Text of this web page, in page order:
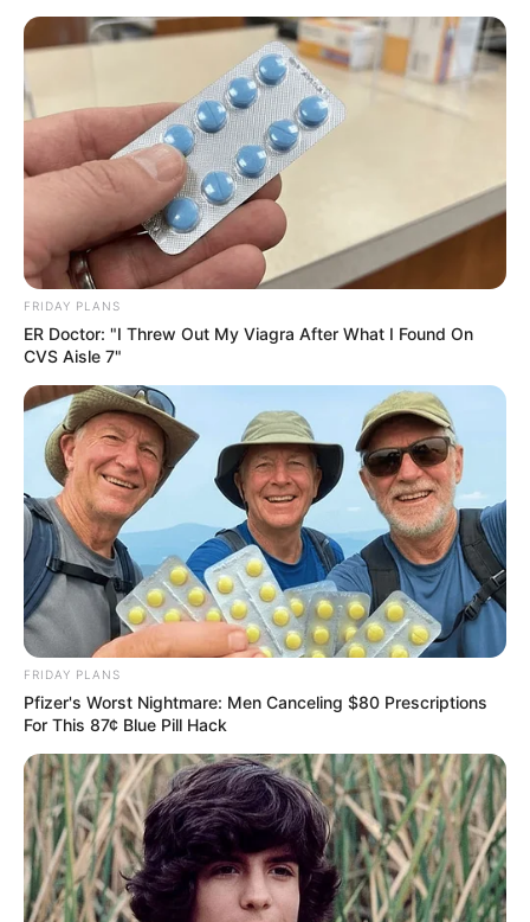
os Agentes da Região Sul (SC, PR e
RS).
12:38 ACS,CONACS,Notícia
Diretores da Confederação Nacional participam de
encontro comAgentes Comunitários de Saúde e Agentes de
Combate às Endemias da Região Sul. —Foto
ilustrativa/Reprodução/CONACS.
Diretores daConfederação Nacional
promovem agenda com
os Agentes da Região Sul (SC, PR e RS).
Publicado
JASB em fevereiro.2025. Atualizadoem24.fevereir
o.2025.
WhatsApp: Canal JASB | OsAgentes Comunitários de Saúde e
Agentes de Combate às Endemias da Região Sul, já começaram a
receber os participante do 1º Encontro e Seminário dos ACS/ACE
de SC, PR e RS.
FRIDAY PLANS
ER Doctor: "I Threw Out My Viagra After What I Found On
CVS Aisle 7"
FRIDAY PLANS
Pfizer's Worst Nightmare: Men Canceling $80 Prescriptions
For This 87¢ Blue Pill Hack